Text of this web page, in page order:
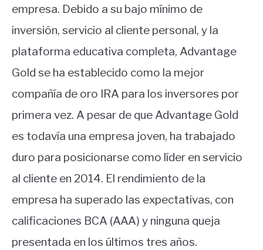
empresa. Debido a su bajo mínimo de
inversión, servicio al cliente personal, y la
plataforma educativa completa, Advantage
Gold se ha establecido como la mejor
compañía de oro IRA para los inversores por
primera vez. A pesar de que Advantage Gold
es todavía una empresa joven, ha trabajado
duro para posicionarse como líder en servicio
al cliente en 2014. El rendimiento de la
empresa ha superado las expectativas, con
calificaciones BCA (AAA) y ninguna queja
presentada en los últimos tres años.